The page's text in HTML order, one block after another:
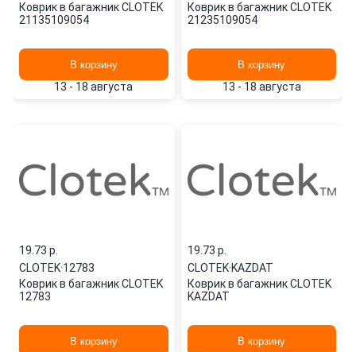
Коврик в багажник CLOTEK
21135109054
В корзину
13 - 18 августа
Коврик в багажник CLOTEK
21235109054
В корзину
13 - 18 августа
19.73 p.
CLOTEK·12783
Коврик в багажник CLOTEK
12783
В корзину
19.73 p.
CLOTEK·KAZDAT
Коврик в багажник CLOTEK
KAZDAT
В корзину